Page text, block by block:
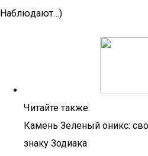
Наблюдают…)
Читайте также:
Камень Зеленый оникс:
знаку Зодиака